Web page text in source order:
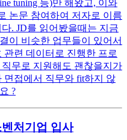
tuning 등)만 해왔고, 이와
논문 참여하여 저자로 이름
. JD를 읽어봤을때는 지금
이 비슷한 업무들이 있어서
련 데이터로 진행한 프로
무로 지원해도 괜찮을지가
면접에서 직무와 fit하지 않
?
처기업 입사